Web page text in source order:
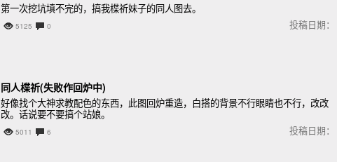
第一次挖坑填不完的，搞我楪祈妹子的同人图去。
5125 0 投稿日期：
同人楪祈(失败作回炉中)
好像找个大神求教配色的东西，此图回炉重造，白搭的背景不行眼睛也不行，改改
改。话说要不要搞个站娘。
5011 6 投稿日期：